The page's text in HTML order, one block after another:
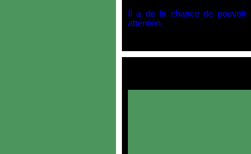
Il a de la chance de
attention.